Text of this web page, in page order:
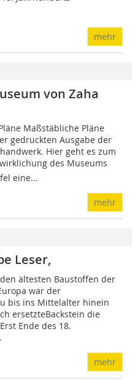
mehr
von Zaha
Maßstäbliche Pläne
gedruckten Ausgabe der
Hier geht es zum
des Museums
eine...
mehr
Leser,
ältesten Baustoffen der
war der
bis ins Mittelalter hinein
ersetzteBackstein die
Ende des 18.
mehr